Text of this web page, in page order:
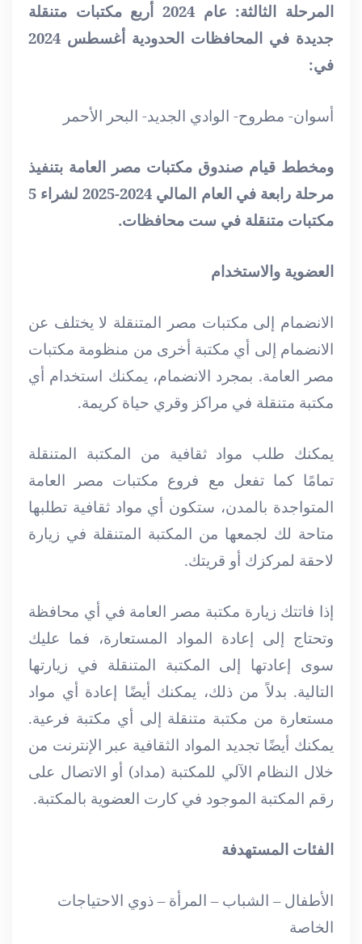
المرحلة الثالثة: عام 2024 أربع مكتبات متنقلة
جديدة في المحافظات الحدودية أغسطس 2024
في:
أسوان- مطروح- الوادي الجديد- البحر الأحمر
ومخطط قيام صندوق مكتبات مصر العامة بتنفيذ
مرحلة رابعة في العام المالي 2024-2025 لشراء 5
مكتبات متنقلة في ست محافظات.
العضوية والاستخدام
الانضمام إلى مكتبات مصر المتنقلة لا يختلف عن
الانضمام إلى أي مكتبة أخرى من منظومة مكتبات
مصر العامة. بمجرد الانضمام، يمكنك استخدام أي
مكتبة متنقلة في مراكز وقري حياة كريمة.
يمكنك طلب مواد ثقافية من المكتبة المتنقلة
تمامًا كما تفعل مع فروع مكتبات مصر العامة
المتواجدة بالمدن، ستكون أي مواد ثقافية تطلبها
متاحة لك لجمعها من المكتبة المتنقلة في زيارة
لاحقة لمركزك أو قريتك.
إذا فاتتك زيارة مكتبة مصر العامة في أي محافظة
وتحتاج إلى إعادة المواد المستعارة، فما عليك
سوى إعادتها إلى المكتبة المتنقلة في زيارتها
التالية. بدلاً من ذلك، يمكنك أيضًا إعادة أي مواد
مستعارة من مكتبة متنقلة إلى أي مكتبة فرعية.
يمكنك أيضًا تجديد المواد الثقافية عبر الإنترنت من
خلال النظام الآلي للمكتبة (مداد) أو الاتصال على
رقم المكتبة الموجود في كارت العضوية بالمكتبة.
الفئات المستهدفة
الأطفال – الشباب – المرأة – ذوي الاحتياجات
الخاصة